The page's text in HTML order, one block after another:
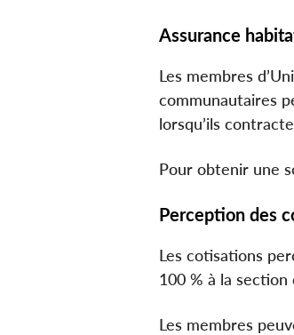
Assurance
Les membres
communautaires
lorsqu’ils
Pour obtenir une
Perception des
Les cotisations
100 % à la
Les membres